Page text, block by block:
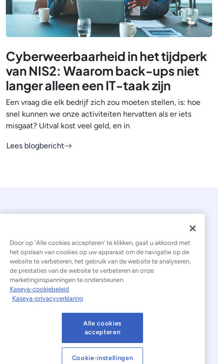
Cyberweerbaarheid in het tijdperk
van NIS2: Waarom back-ups niet
langer alleen een IT-taak zijn
Een vraag die elk bedrijf zich zou moeten stellen, is: hoe
snel kunnen we onze activiteiten hervatten als er iets
misgaat? Uitval kost veel geld, en in
Lees blogbericht
© 2026 Kaseya. Alle rechten voorbehouden.
Nederlands
Verklaring inzake moderne slavernij
Gebruiksvoorwaarden van de website
Privacyverklaring Sitemap Cookies Settings
Door op 'Alle cookies accepteren' te klikken, gaat u akkoord met
het opslaan van cookies op uw apparaat om de navigatie op de
website te verbeteren, het gebruik van de website te analyseren,
de prestaties van de website te verbeteren en onze
marketinginspanningen te ondersteunen.
Kaseya-cookiebeleid
Kaseya-privacyverklaring
Alle cookies
accepteren
Cookie-instellingen